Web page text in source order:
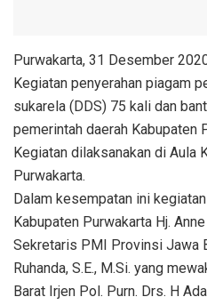
Purwakarta, 31 Desember
Kegiatan penyerahan piagam
sukarela (DDS) 75 kali dan
pemerintah daerah Kabupaten
Kegiatan dilaksanakan di Aula
Purwakarta.
Dalam kesempatan ini
Kabupaten Purwakarta Hj.
Sekretaris PMI Provinsi Jawa
Ruhanda, S.E., M.Si. yang
Barat Irjen Pol. Purn. Drs. H